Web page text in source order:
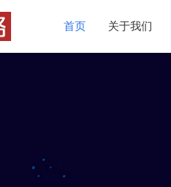
首页 关于我们